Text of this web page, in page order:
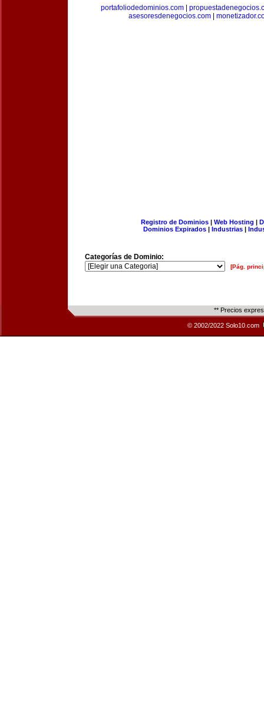
portafoliodedominios.com|
asesoresdenegocios.com
Registro de Dominios| Web Hosting |
Dominios Expirados | Industrias |
Categorías de Dominio:
[Pág.
** Precios
© 2002/2022 Solo10.com